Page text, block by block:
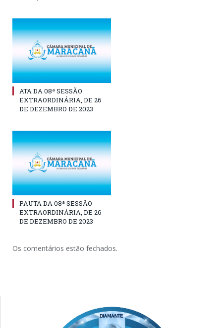
ATA DA 08ª SESSÃO
EXTRAORDINÁRIA, DE 26
DE DEZEMBRO DE 2023
PAUTA DA 08ª SESSÃO
EXTRAORDINÁRIA, DE 26
DE DEZEMBRO DE 2023
Os comentários estão fechados.